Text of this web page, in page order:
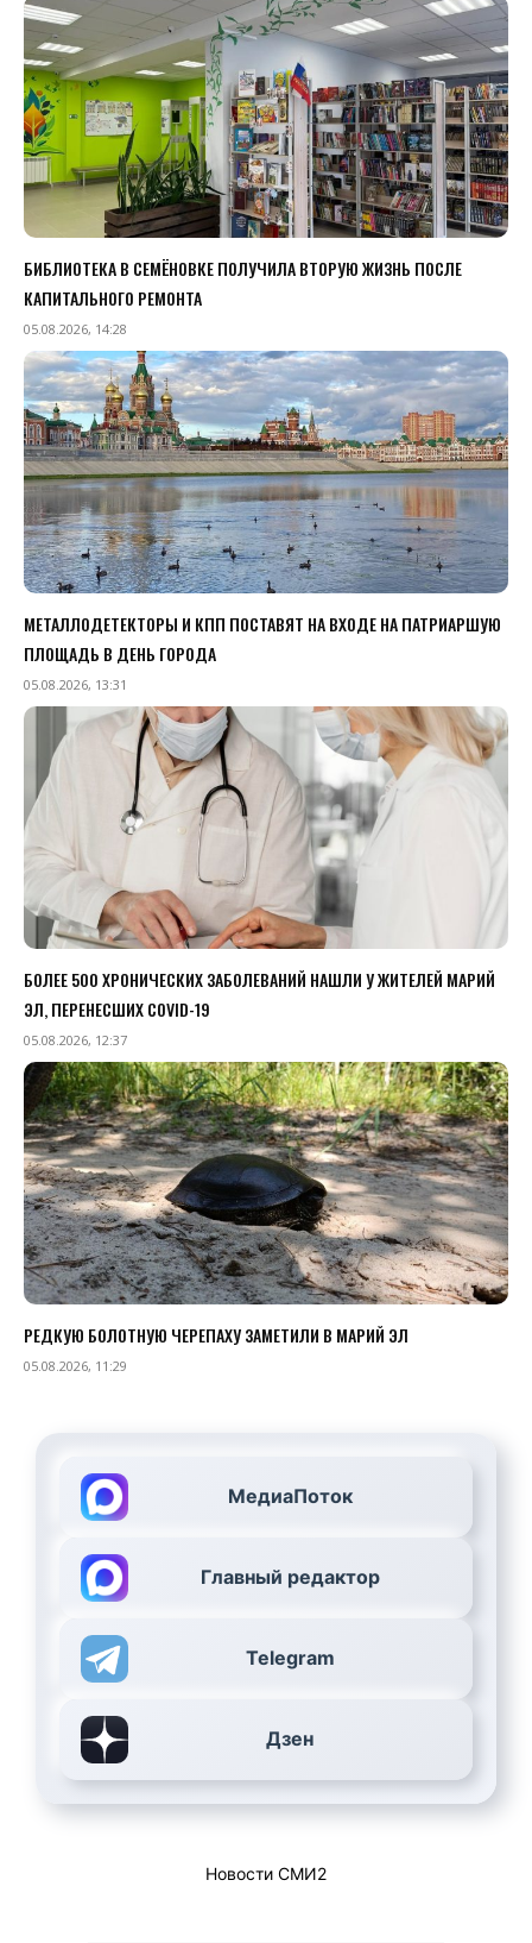
БИБЛИОТЕКА В СЕМЁНОВКЕ ПОЛУЧИЛА ВТОРУЮ ЖИЗНЬ ПОСЛЕ
КАПИТАЛЬНОГО РЕМОНТА
05.08.2026, 14:28
МЕТАЛЛОДЕТЕКТОРЫ И КПП ПОСТАВЯТ НА ВХОДЕ НА ПАТРИАРШУЮ
ПЛОЩАДЬ В ДЕНЬ ГОРОДА
05.08.2026, 13:31
БОЛЕЕ 500 ХРОНИЧЕСКИХ ЗАБОЛЕВАНИЙ НАШЛИ У ЖИТЕЛЕЙ МАРИЙ
ЭЛ, ПЕРЕНЕСШИХ COVID-19
05.08.2026, 12:37
РЕДКУЮ БОЛОТНУЮ ЧЕРЕПАХУ ЗАМЕТИЛИ В МАРИЙ ЭЛ
05.08.2026, 11:29
МедиаПоток
Главный редактор
Telegram
Дзен
Новости СМИ2